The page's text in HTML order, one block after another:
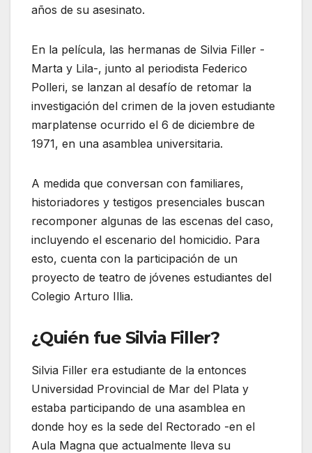
años de su asesinato.
En la película, las hermanas de Silvia Filler -
Marta y Lila-, junto al periodista Federico
Polleri, se lanzan al desafío de retomar la
investigación del crimen de la joven estudiante
marplatense ocurrido el 6 de diciembre de
1971, en una asamblea universitaria.
A medida que conversan con familiares,
historiadores y testigos presenciales buscan
recomponer algunas de las escenas del caso,
incluyendo el escenario del homicidio. Para
esto, cuenta con la participación de un
proyecto de teatro de jóvenes estudiantes del
Colegio Arturo Illia.
¿Quién fue Silvia Filler?
Silvia Filler era estudiante de la entonces
Universidad Provincial de Mar del Plata y
estaba participando de una asamblea en
donde hoy es la sede del Rectorado -en el
Aula Magna que actualmente lleva su